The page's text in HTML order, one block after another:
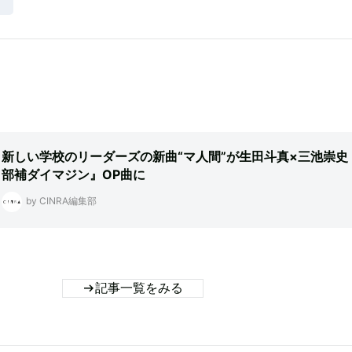
新しい学校のリーダーズの新曲“マ人間”が生田斗真×三池崇史
部補ダイマジン』OP曲に
by CINRA編集部
記事一覧をみる